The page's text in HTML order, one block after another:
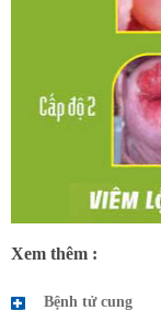
Xem thêm :
Bệnh tử cung